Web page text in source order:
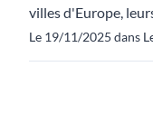
villes d'Europe,
Le 19/11/2025 dans